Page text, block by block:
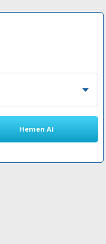
Hemen Al